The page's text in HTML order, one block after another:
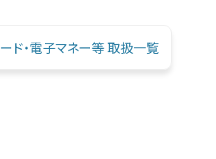
ド・電子マネー等 取扱一覧